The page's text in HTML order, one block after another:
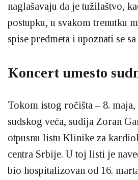
naglašavaju da je tužilaštvo,
postupku, u svakom trenutku
spise predmeta i upoznati se
Koncert umesto
Tokom istog ročišta – 8. maja,
sudskog veća, sudija Zoran
otpusnu listu Klinike za
centra Srbije. U toj listi je
bio hospitalizovan od 16.